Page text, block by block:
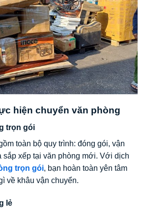
hiện chuyển văn phòng
trọn gói
toàn bộ quy trình: đóng gói, vận
sắp xếp tại văn phòng mới. Với dịch
trọn gói, bạn hoàn toàn yên tâm
về khâu vận chuyển.
lẻ